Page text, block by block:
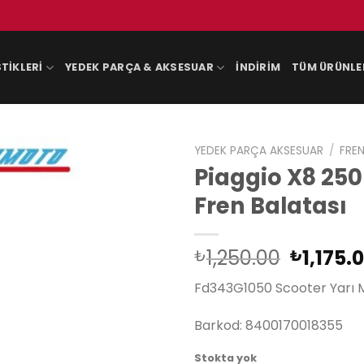
YEDEK PARÇA & AKSESUAR İNDIRIM TÜM
YEDEK PARÇA AKSESUAR /
Piaggio X8
Fren Balatası
₺1,250.00 Orijinal
fiyat:
₺
Fd343G1050 Scooter Yarı
Barkod: 8400170018355
Stokta yok